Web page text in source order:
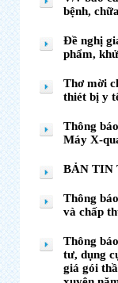
bệnh,
Đề nghị
phẩm,
Thơ mời
thiét bị y
Thông
Máy X-
BẢN TIN
Thông
và chấp
Thông
tư, dụng
giá gói